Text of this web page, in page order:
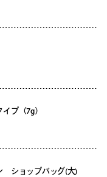
プ（7g）
ショップバッグ(大)